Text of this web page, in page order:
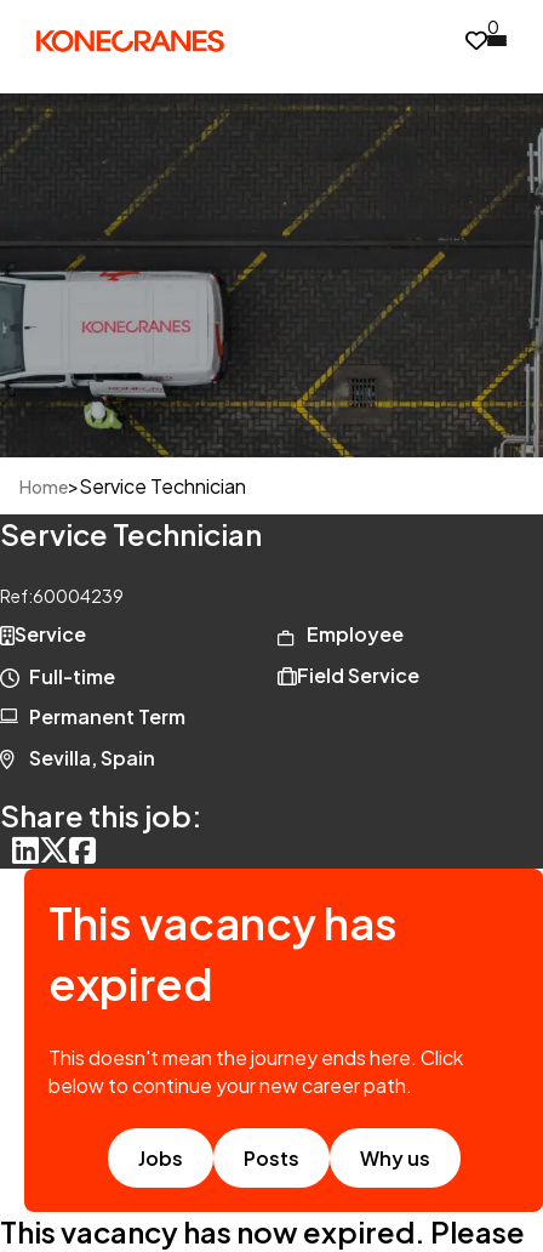
0
Home>Service Technician
Service Technician
Ref:60004239
Service
Employee
Full-time
Field Service
Permanent Term
Sevilla, Spain
Share this job:
This vacancy has
expired
This doesn't mean the journey ends here. Click
below to continue your new career path.
Jobs Posts Why us
This vacancy has now expired. Please